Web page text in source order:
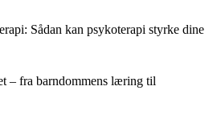
Sådan kan psykoterapi styrke dine
– fra barndommens læring til